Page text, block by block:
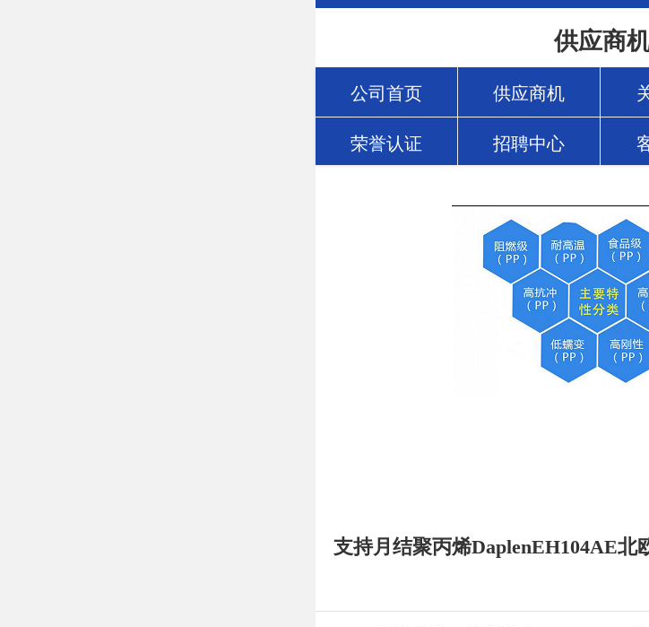
供应商
公司首页 供应商机
荣誉认证 招聘中心
支持月结聚丙烯DaplenEH104AE北